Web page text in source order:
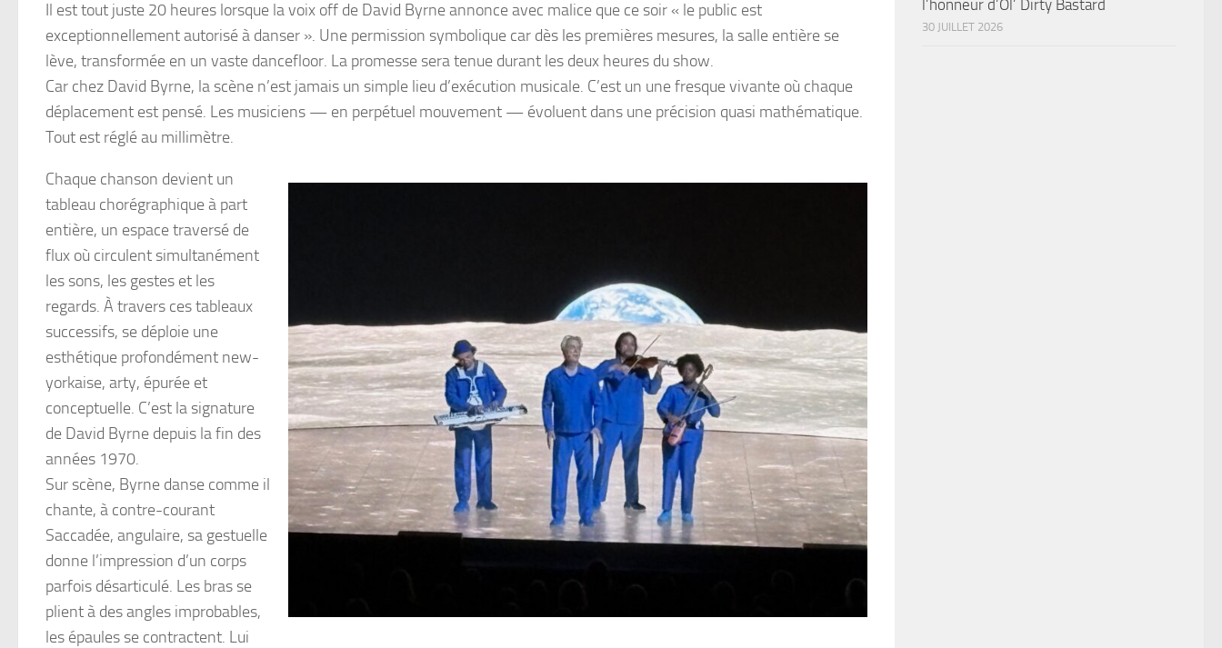
Il est tout juste 20 heures lorsque la voix off de David Byrne annonce avec malice que ce soir « le public est
exceptionnellement autorisé à danser ». Une permission symbolique car dès les premières mesures, la salle entière se
lève, transformée en un vaste dancefloor. La promesse sera tenue durant les deux heures du show.
Car chez David Byrne, la scène n’est jamais un simple lieu d’exécution musicale. C’est un une fresque vivante où chaque
déplacement est pensé. Les musiciens — en perpétuel mouvement — évoluent dans une précision quasi mathématique.
Tout est réglé au millimètre.
Chaque chanson devient un
tableau chorégraphique à part
entière, un espace traversé de
flux où circulent simultanément
les sons, les gestes et les
regards. À travers ces tableaux
successifs, se déploie une
esthétique profondément new-
yorkaise, arty, épurée et
conceptuelle. C’est la signature
de David Byrne depuis la fin des
années 1970.
Sur scène, Byrne danse comme il
chante, à contre-courant
Saccadée, angulaire, sa gestuelle
donne l’impression d’un corps
parfois désarticulé. Les bras se
plient à des angles improbables,
les épaules se contractent. Lui
l’honneur d’Ol’ Dirty Bastard
30 JUILLET 2026